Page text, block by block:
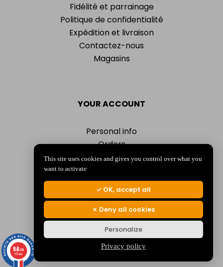
Fidélité et parrainage
Politique de confidentialité
Expédition et livraison
Contactez-nous
Magasins
YOUR ACCOUNT
Personal info
Orders
Addresses
My alerts
© 2026 La Jocondienne
Politique de confidentialité
9.6/10
375 avis
This site uses cookies and gives you control over what you
want to activate
OK, accept all
Deny all cookies
Personalize
Privacy policy